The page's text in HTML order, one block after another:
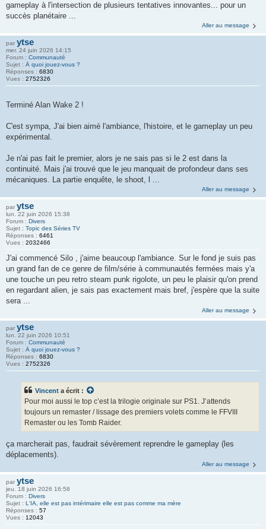
gameplay à l'intersection de plusieurs tentatives innovantes... pour un
succès planétaire ...
Aller au message
par ytse
mer. 24 juin 2026 14:15
Forum : Communauté
Sujet : À quoi jouez-vous ?
Réponses : 6830
Vues : 2752326
Terminé Alan Wake 2 !
C'est sympa, J'ai bien aimé l'ambiance, l'histoire, et le gameplay un peu
expérimental.
Je n'ai pas fait le premier, alors je ne sais pas si le 2 est dans la
continuité. Mais j'ai trouvé que le jeu manquait de profondeur dans ses
mécaniques. La partie enquête, le shoot, l ...
Aller au message
par ytse
lun. 22 juin 2026 15:38
Forum : Divers
Sujet : Topic des Séries TV
Réponses : 6461
Vues : 2032466
J'ai commencé Silo , j'aime beaucoup l'ambiance. Sur le fond je suis pas
un grand fan de ce genre de film/série à communautés fermées mais y'a
une touche un peu retro steam punk rigolote, un peu le plaisir qu'on prend
en regardant alien, je sais pas exactement mais bref, j'espère que la suite
sera ...
Aller au message
par ytse
lun. 22 juin 2026 10:51
Forum : Communauté
Sujet : À quoi jouez-vous ?
Réponses : 6830
Vues : 2752326
Vincent a écrit :
Pour moi aussi le top c’est la trilogie originale sur PS1. J’attends
toujours un remaster / lissage des premiers volets comme le FFVIII
Remaster ou les Tomb Raider.
ça marcherait pas, faudrait sévèrement reprendre le gameplay (les
déplacements).
Aller au message
par ytse
jeu. 18 juin 2026 16:58
Forum : Divers
Sujet : L'IA, elle est pas intérimaire elle est pas comme ma mère
Réponses : 57
Vues : 12043